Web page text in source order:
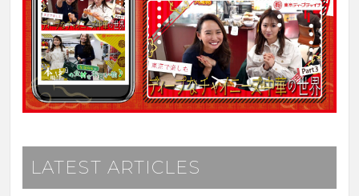
LATEST ARTICLES